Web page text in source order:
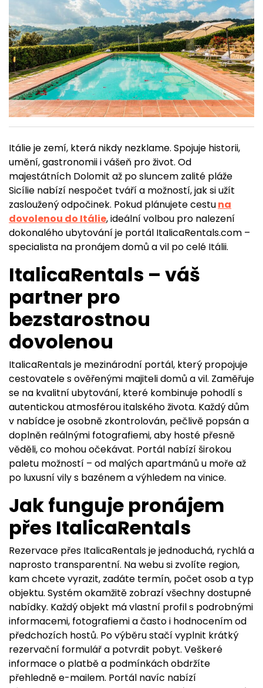
Itálie je zemí, která nikdy nezklame. Spojuje historii,
umění, gastronomii i vášeň pro život. Od
majestátních Dolomit až po sluncem zalité pláže
Sicílie nabízí nespočet tváří a možností, jak si užít
zasloužený odpočinek. Pokud plánujete cestuna
dovolenou do Itálie, ideální volbou pro nalezení
dokonalého ubytování je portál ItalicaRentals.com –
specialista na pronájem domů a vil po celé Itálii.
ItalicaRentals – váš
partner pro
bezstarostnou
dovolenou
ItalicaRentals je mezinárodní portál, který propojuje
cestovatele s ověřenými majiteli domů a vil. Zaměřuje
se na kvalitní ubytování, které kombinuje pohodlí s
autentickou atmosférou italského života. Každý dům
v nabídce je osobně zkontrolován, pečlivě popsán a
doplněn reálnými fotografiemi, aby hosté přesně
věděli, co mohou očekávat. Portál nabízí širokou
paletu možností – od malých apartmánů u moře až
po luxusní vily s bazénem a výhledem na vinice.
Jak funguje pronájem
přes ItalicaRentals
Rezervace přes ItalicaRentals je jednoduchá, rychlá a
naprosto transparentní. Na webu si zvolíte region,
kam chcete vyrazit, zadáte termín, počet osob a typ
objektu. Systém okamžitě zobrazí všechny dostupné
nabídky. Každý objekt má vlastní profil s podrobnými
informacemi, fotografiemi a často i hodnocením od
předchozích hostů. Po výběru stačí vyplnit krátký
rezervační formulář a potvrdit pobyt. Veškeré
informace o platbě a podmínkách obdržíte
přehledně e-mailem. Portál navíc nabízí